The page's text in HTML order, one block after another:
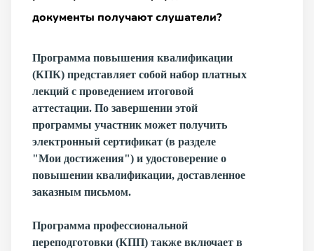
документы получают слушатели?
Программа повышения квалификации
(КПК) представляет собой набор платных
лекций с проведением итоговой
аттестации. По завершении этой
программы участник может получить
электронный сертификат (в разделе
"Мои достижения") и удостоверение о
повышении квалификации, доставленное
заказным письмом.
Программа профессиональной
переподготовки (КПП) также включает в